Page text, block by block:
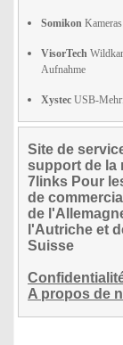
Somikon
VisorTech
Aufnahme
Xystec USB-
Site de
support de la
7links Pour
de
de
l'Autriche et
Suisse
A propos de